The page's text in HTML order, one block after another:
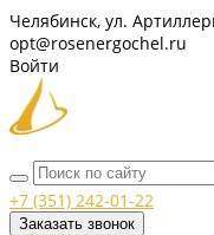
Челябинск, ул.
opt@rosenergochel.ru
Войти
+7 (351) 242-01-22
Заказать звонок